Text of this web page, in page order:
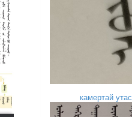
камертай утас